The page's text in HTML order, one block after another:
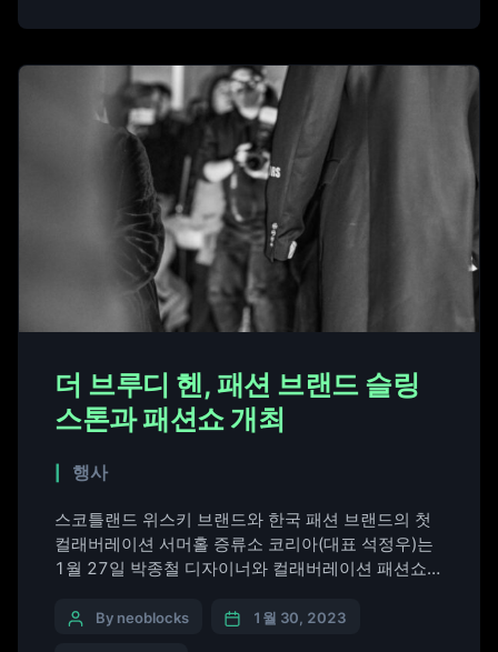
더 브루디 헨, 패션 브랜드 슬링
스톤과 패션쇼 개최
행사
스코틀랜드 위스키 브랜드와 한국 패션 브랜드의 첫
컬래버레이션 서머홀 증류소 코리아(대표 석정우)는
1월 27일 박종철 디자이너와 컬래버레이션 패션쇼를
카페에서 열렸으며, 패션쇼 이후 이어진 애프터 파티
By neoblocks 1월 30, 2023